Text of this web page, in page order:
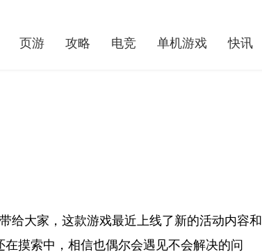
页游 攻略 电竞 单机游戏 快讯
给大家，这款游戏最近上线了新的活动内容和
摸索中，相信也偶尔会遇见不会解决的问